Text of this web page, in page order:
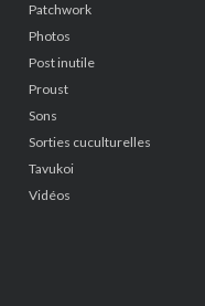
Patchwork
Photos
Post inutile
Proust
Sons
Sorties cuculturelles
Tavukoi
Vidéos